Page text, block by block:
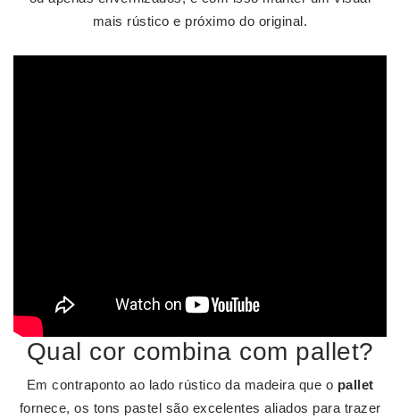
mais rústico e próximo do original.
Qual cor combina com pallet?
Em contraponto ao lado rústico da madeira que o pallet
fornece, os tons pastel são excelentes aliados para trazer